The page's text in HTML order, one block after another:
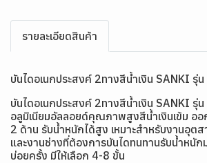
รายละเอียดสินค้า
บันไดอเนกประสงค์ 2ทางสีน้ำเงิน SANKI รุ่น
บันไดอเนกประสงค์ 2ทางสีน้ำเงิน SANKI รุ่
อลูมิเนียมอัลลอยด์คุณภาพสูงสีน้ำเงินเข้ม ออ
2 ด้าน รับน้ำหนักได้สูง เหมาะสำหรับงานอุต
และงานช่างที่ต้องการบันไดทนทานรับน้ำหนัก
บ่อยครั้ง มีให้เลือก 4-8 ขั้น